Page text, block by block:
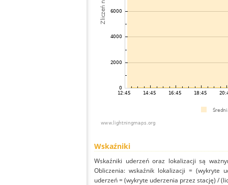
Wskaźniki
Wskaźniki uderzeń oraz lokalizacji są
Obliczenia: wskaźnik lokalizacji = (wykryte
uderzeń = (wykryte uderzenia przez stację) /